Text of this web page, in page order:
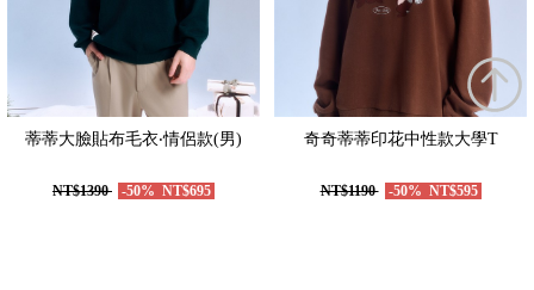
蒂蒂大臉貼布毛衣‧情侶款(男)
NT$1390 -50% NT$695
奇奇蒂蒂印花中性款大學T
NT$1190 -50% NT$595